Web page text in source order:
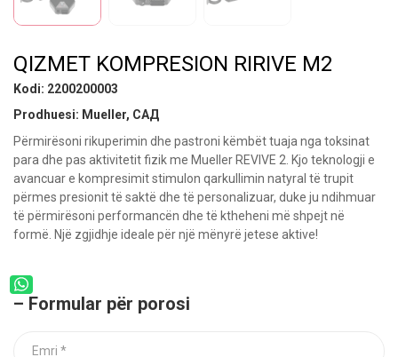
QIZMET KOMPRESION RIRIVE М2
Kodi: 2200200003
Prodhuesi: Mueller, САД
Përmirësoni rikuperimin dhe pastroni këmbët tuaja nga toksinat
para dhe pas aktivitetit fizik me Mueller REVIVE 2. Kjo teknologji e
avancuar e kompresimit stimulon qarkullimin natyral të trupit
përmes presionit të saktë dhe të personalizuar, duke ju ndihmuar
të përmirësoni performancën dhe të ktheheni më shpejt në
formë. Një zgjidhje ideale për një mënyrë jetese aktive!
– Formular për porosi